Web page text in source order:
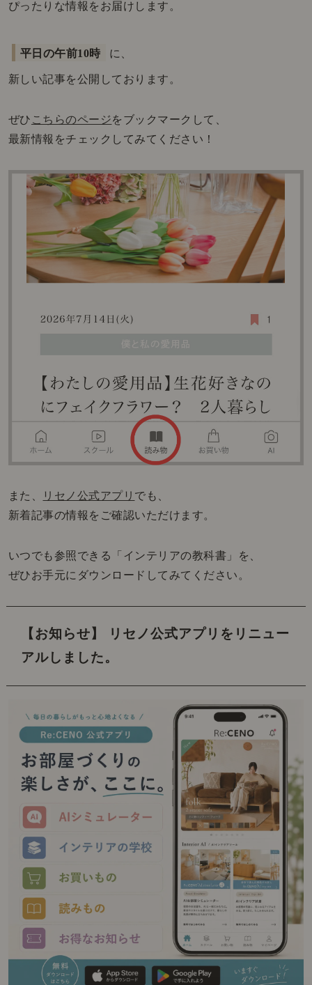
ぴったりな情報をお届けします。
平日の午前10時 に、
新しい記事を公開しております。
ぜひ こちらのページをブックマークして、
最新情報をチェックしてみてください！
また、 リセノ公式アプリ でも、
新着記事の情報をご確認いただけます。
いつでも参照できる「インテリアの教科書」を、
ぜひお手元にダウンロードしてみてください。
【お知らせ】 リセノ公式アプリをリニュー
アルしました。